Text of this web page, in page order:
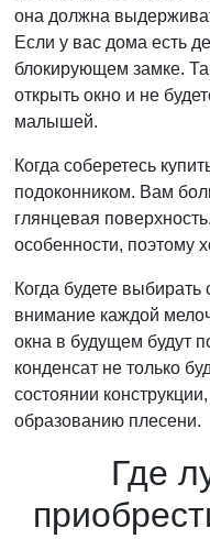
она должна
Если у вас дома есть
блокирующем замке.
открыть окно и не
малышей.
Когда соберетесь
подоконником. Вам
глянцевая
особенности, поэтому
Когда будете выбирать
внимание каждой
окна в будущем будут
конденсат не только
состоянии
образованию плесени.
Где